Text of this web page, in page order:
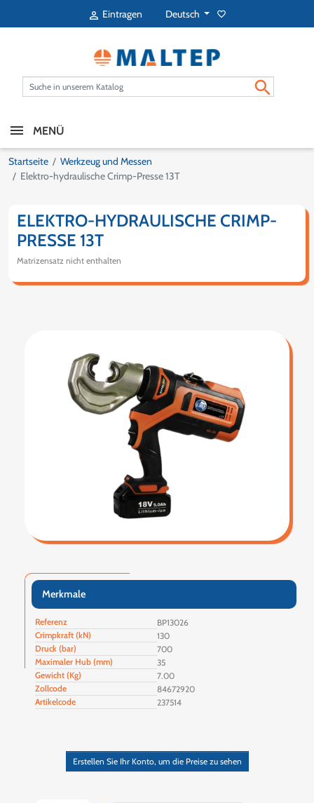
 Eintragen Deutsch favorite_border

MENÜ
Startseite
Werkzeug und Messen
Elektro-hydraulische Crimp-Presse 13T
ELEKTRO-HYDRAULISCHE CRIMP-
PRESSE 13T
Matrizensatz nicht enthalten
Merkmale
Referenz
BP13026
Crimpkraft (kN)
130
Druck (bar)
700
Maximaler Hub (mm)
35
Gewicht (Kg)
7.00
Zollcode
84672920
Artikelcode
237514
Erstellen Sie Ihr Konto, um die Preise zu sehen